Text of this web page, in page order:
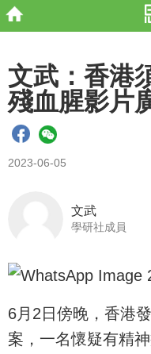
文武：香港
殘血腥影片
2023-06-05
文武
學研社成員
6月2日傍晚，香港
案，一名懷疑有精